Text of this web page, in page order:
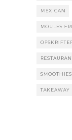
MEXICAN
MOULES
TAKEAWAY